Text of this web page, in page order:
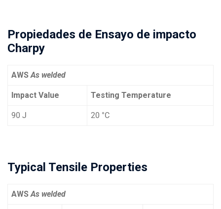
Propiedades de Ensayo de impacto
Charpy
AWS As welded
Impact Value Testing Temperature
90 J 20 °C
Typical Tensile Properties
AWS As welded